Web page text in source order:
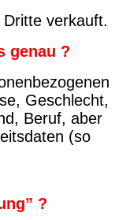
verkauft.
genau ?
Geschlecht,
Beruf, aber
(so
?